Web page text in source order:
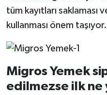
tüm kayıtları saklaması
kullanması önem taşıyor.
Migros Yemek
edilmezse ilk ne